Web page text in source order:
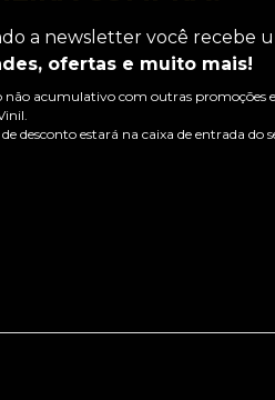
a newsletter você recebe
ofertas e muito mais!
não acumulativo com outras promoções
desconto estará na caixa de entrada do